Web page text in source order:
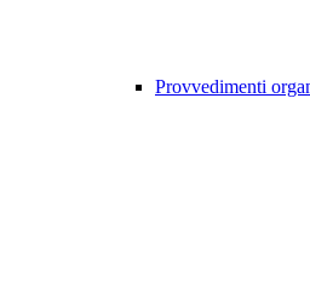
Provvedimenti